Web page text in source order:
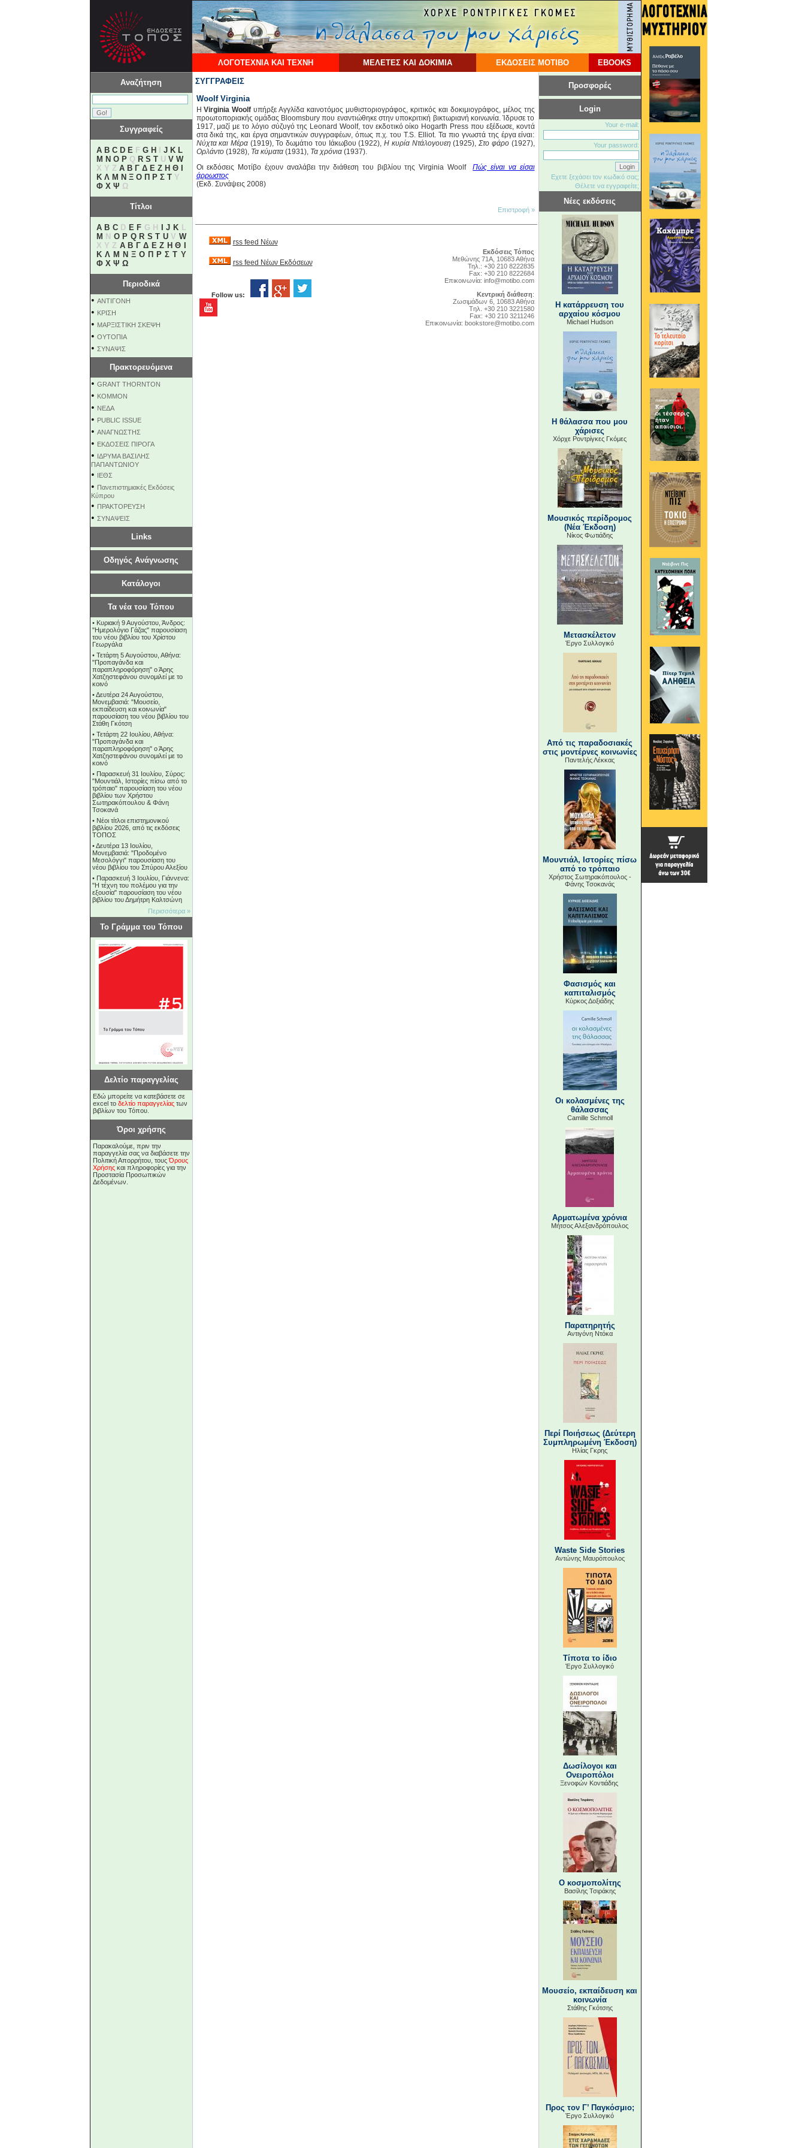
ΛΟΓΟΤΕΧΝΙΑ ΚΑΙ ΤΕΧΝΗ ΜΕΛΕΤΕΣ ΚΑΙ ΔΟΚΙΜΙΑ ΕΚΔΟΣΕΙΣ ΜΟΤΙΒΟ EBOOKS
Αναζήτηση
Συγγραφείς
A B C D EF G H J K L
M N O PQ R S TU V W
X Y Z Α Β Γ Δ Ε Ζ Η Θ
Κ Λ Μ Ν Ξ Ο Π Ρ Σ ΤΥ
Φ Χ Ψ Ω
Τίτλοι
A B CD E F G H J KL
M N O P Q R S T UV W
X Y Z Α Β Γ Δ Ε Ζ Η Θ
Κ Λ Μ Ν Ξ Ο Π Ρ Σ Τ Υ
Φ Χ Ψ Ω
Περιοδικά
• ΑΝΤΙΓΟΝΗ
• ΚΡΙΣΗ
• ΜΑΡΞΙΣΤΙΚΗ ΣΚΕΨΗ
• ΟΥΤΟΠΙΑ
• ΣΥΝΑΨΙΣ
Πρακτορευόμενα
• GRANT THORNTON
• KOMMON
• NEΔΑ
• PUBLIC ISSUE
• ΑΝΑΓΝΩΣΤΗΣ
• ΕΚΔΟΣΕΙΣ ΠΙΡΟΓΑ
• ΙΔΡΥΜΑ ΒΑΣΙΛΗΣ
ΠΑΠΑΝΤΩΝΙΟΥ
• ΙΕΘΣ
• Πανεπιστημιακές Εκδόσεις
Κύπρου
• ΠΡΑΚΤΟΡΕΥΣΗ
• ΣΥΝΑΨΕΙΣ
Links
Οδηγός Ανάγνωσης
Κατάλογοι
Τα νέα του Τόπου
• Κυριακή 9 Αυγούστου, Άνδρος:
"Ημερολόγιο Γάζας" παρουσίαση
του νέου βιβλίου του Χρίστου
Γεωργάλα
• Τετάρτη 5 Αυγούστου, Αθήνα:
"Προπαγάνδα και
παραπληροφόρηση" ο Άρης
Χατζηστεφάνου συνομιλεί με το
κοινό
•Δευτέρα 24 Αυγούστου,
Μονεμβασιά: "Μουσείο,
εκπαίδευση και κοινωνία"
παρουσίαση του νέου βιβλίου του
Στάθη Γκότση
• Τετάρτη 22 Ιουλίου, Αθήνα:
"Προπαγάνδα και
παραπληροφόρηση" ο Άρης
Χατζηστεφάνου συνομιλεί με το
κοινό
• Παρασκευή 31 Ιουλίου, Σύρος:
"Μουντιάλ, Ιστορίες πίσω από το
τρόπαιο" παρουσίαση του νέου
βιβλίου των Χρήστου
Σωτηρακόπουλου & Φάνη
Τσοκανά
• Νέοι τίτλοι επιστημονικού
βιβλίου 2026, από τις εκδόσεις
ΤΟΠΟΣ
•Δευτέρα 13 Ιουλίου,
Μονεμβασιά: "Προδομένο
Μεσολόγγι" παρουσίαση του
νέου βιβλίου του Σπύρου Αλεξίου
• Παρασκευή 3 Ιουλίου, Γιάννενα:
"Η τέχνη του πολέμου για την
εξουσία" παρουσίαση του νέου
βιβλίου του Δημήτρη Καλτσώνη
Περισσότερα »
Το Γράμμα του Τόπου
Δελτίο παραγγελίας
Εδώ μπορείτε να κατεβάσετε σε
excel το δελτίο παραγγελίαςτων
βιβλίων του Τόπου.
Όροι χρήσης
Παρακαλούμε, πριν την
παραγγελία σας να διαβάσετε την
Πολιτική Απορρήτου, τουςΌρους
Χρήσηςκαι πληροφορίες για την
Προστασία Προσωπικών
Δεδομένων.
ΣΥΓΓΡΑΦΕΙΣ
Woolf Virginia
HVirginia Woolf υπήρξε Αγγλίδα καινοτόμος μυθιστοριογράφος, κριτικός και δοκιμιογράφος, μέλος της
προωτοποριακής ομάδας Bloomsbury που εναντιώθηκε στην υποκριτική βικτωριανή κοινωνία. Ίδρυσε το
1917, μαζί με το λόγιο σύζυγό της Leonard Woolf, τον εκδοτικό οίκο Hogarth Press που εξέδωσε, κοντά
στα δικά της, και έργα σημαντικών συγγραφέων, όπως π.χ. του T.S. Elliot. Τα πιο γνωστά της έργα είναι:
Νύχτα και Μέρα(1919), Το δωμάτιο του Ιάκωβου (1922),Η κυρία Ντάλογουεη (1925),Στο φάρο(1927),
Ορλάντο(1928), Τα κύματα(1931),Τα χρόνια (1937).
Οι εκδόσεις Μοτίβο έχουν αναλάβει την διάθεση του βιβλίου της Virginia WoolfΠώς είναι να είσαι
άρρωστος
(Εκδ. Συνάψεις 2008)
Επιστροφή »
rss feed Νέων
rss feed Νέων Εκδόσεων
Follow us:
Εκδόσεις Τόπος
Μεθώνης 71Α, 10683 Αθήνα
Τηλ.: +30 210 8222835
Fax: +30 210 8222684
Επικοινωνία: info@motibo.com
Κεντρική διάθεση:
Zωσιμάδων 6, 10683 Αθήνα
Tηλ. +30 210 3221580
Fax: +30 210 3211246
Επικοινωνία: bookstore@motibo.com
Προσφορές
Login
Your e-mail:
Your password:
Εχετε ξεχάσει τον κωδικό σας;
Θέλετε να εγγραφείτε;
Νέες εκδόσεις
Η κατάρρευση του
αρχαίου κόσμου
Michael Hudson
Η θάλασσα που μου
χάρισες
Χόρχε Ροντρίγκες Γκόμες
Μουσικός περίδρομος
(Νέα Έκδοση)
Νίκος Φωτιάδης
Μετασκέλετον
Έργο Συλλογικό
Από τις παραδοσιακές
στις μοντέρνες κοινωνίες
Παντελής Λέκκας
Μουντιάλ, Ιστορίες πίσω
από το τρόπαιο
Χρήστος Σωτηρακόπουλος -
Φάνης Τσοκανάς
Φασισμός και
καπιταλισμός
Κύρκος Δοξιάδης
Οι κολασμένες της
θάλασσας
Camille Schmoll
Αρματωμένα χρόνια
Μήτσος Αλεξανδρόπουλος
Παρατηρητής
Αντιγόνη Ντόκα
Περί Ποιήσεως (Δεύτερη
Συμπληρωμένη Έκδοση)
Ηλίας Γκρης
Waste Side Stories
Αντώνης Μαυρόπουλος
Τίποτα το ίδιο
Έργο Συλλογικό
Δωσίλογοι και
Ονειροπόλοι
Ξενοφών Κοντιάδης
Ο κοσμοπολίτης
Βασίλης Τσιράκης
Μουσείο, εκπαίδευση και
κοινωνία
Στάθης Γκότσης
Προς τον Γ’ Παγκόσμιο;
Έργο Συλλογικό